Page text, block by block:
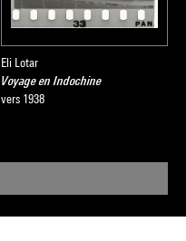
Eli Lotar
Voyage en Indochine
vers 1938